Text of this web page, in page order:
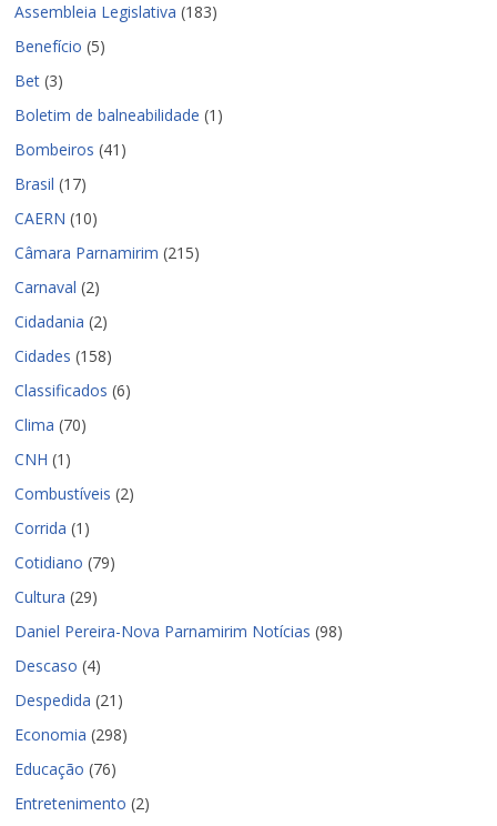
Assembleia Legislativa (183)
Benefício (5)
Bet (3)
Boletim de balneabilidade (1)
Bombeiros (41)
Brasil (17)
CAERN (10)
Câmara Parnamirim (215)
Carnaval (2)
Cidadania (2)
Cidades (158)
Classificados (6)
Clima (70)
CNH (1)
Combustíveis (2)
Corrida (1)
Cotidiano (79)
Cultura (29)
Daniel Pereira-Nova Parnamirim Notícias (98)
Descaso (4)
Despedida (21)
Economia (298)
Educação (76)
Entretenimento (2)